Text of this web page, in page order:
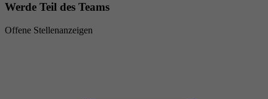
Werde Teil des Teams
Offene Stellenanzeigen